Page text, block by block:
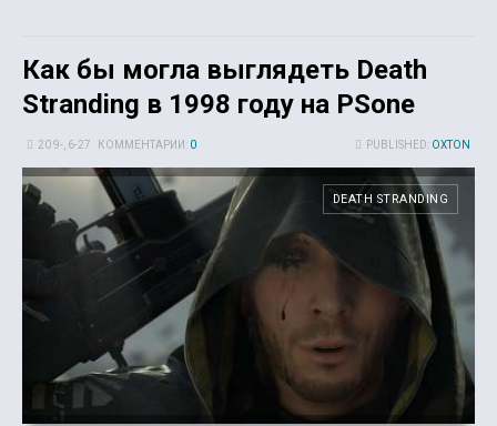
Как бы могла выглядеть Death
Stranding в 1998 году на PSone
PUBLISHED: OXTON
20 9-, 6-27 КОММЕНТАРИИ: 0
DEATH STRANDING